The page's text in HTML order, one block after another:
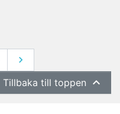
Nästa

Tillbaka till toppen 